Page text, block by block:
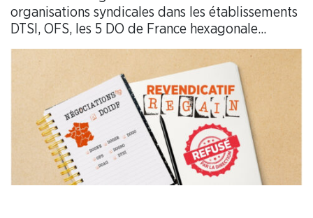
organisations syndicales dans les établissements
DTSI, OFS, les 5 DO de France hexagonale...